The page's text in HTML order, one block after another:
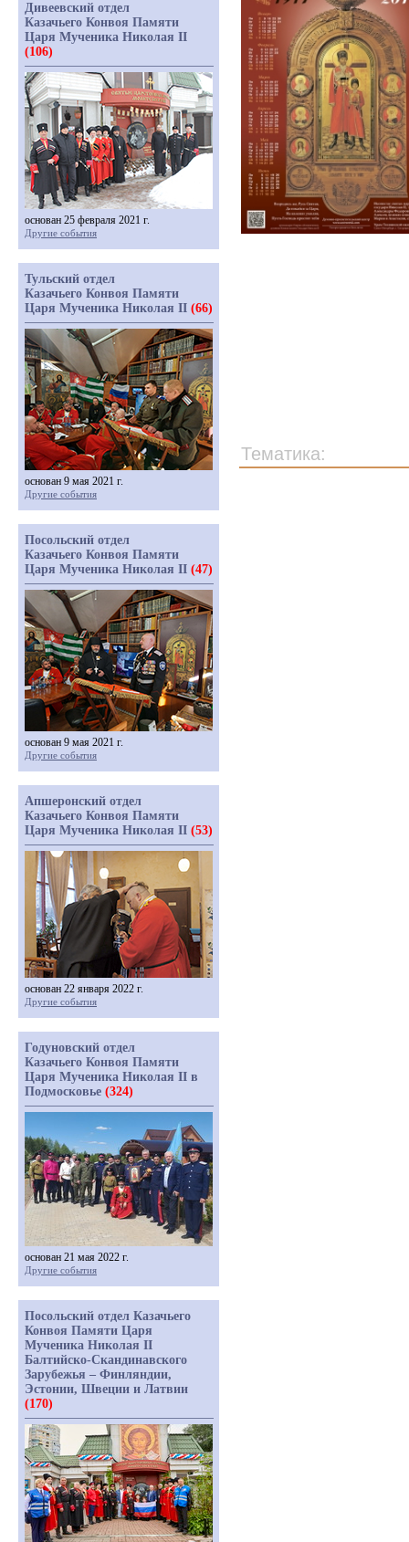
Тематика:
Дивеевский отдел
Казачьего Конвоя Памяти
Царя Мученика Николая II
(106)
основан 25 февраля 2021 г.
Другие события
Тульский отдел
Казачьего Конвоя Памяти
Царя Мученика Николая II (66)
основан 9 мая 2021 г.
Другие события
Посольский отдел
Казачьего Конвоя Памяти
Царя Мученика Николая II (47)
основан 9 мая 2021 г.
Другие события
Апшеронский отдел
Казачьего Конвоя Памяти
Царя Мученика Николая II (53)
основан 22 января 2022 г.
Другие события
Годуновский отдел
Казачьего Конвоя Памяти
Царя Мученика Николая II в
Подмосковье (324)
основан 21 мая 2022 г.
Другие события
Посольский отдел Казачьего
Конвоя Памяти Царя
Мученика Николая II
Балтийско-Скандинавского
Зарубежья – Финляндии,
Эстонии, Швеции и Латвии
(170)